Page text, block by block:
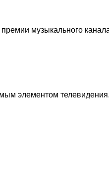
музыкального
элементом